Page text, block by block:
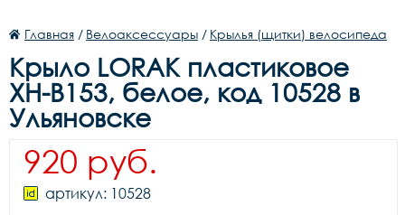
Главная / Велоаксессуары / Крылья (щитки) велосипеда
Крыло LORAK пластиковое
XH-B153, белое, код 10528 в
Ульяновске
920 руб.
артикул: 10528